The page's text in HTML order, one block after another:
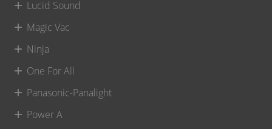
Lucid Sound
Magic Vac
Ninja
One For All
Panasonic-Panalight
Power A